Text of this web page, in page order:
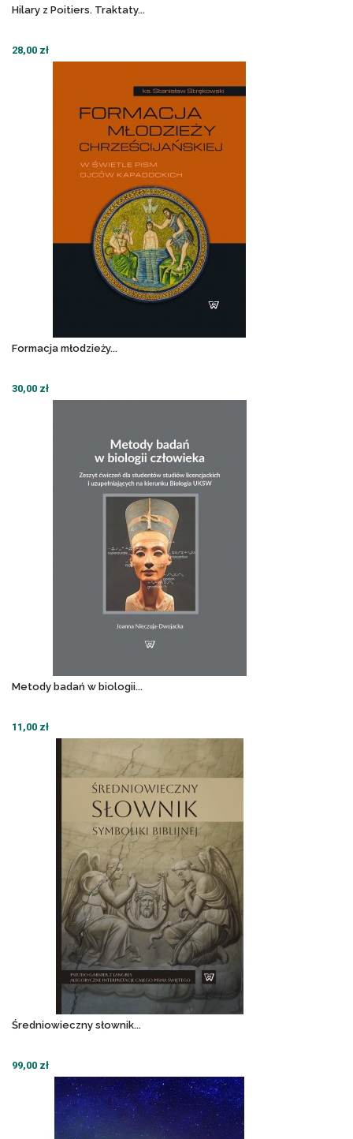
Hilary z Poitiers. Traktaty...
28,00 zł
Formacja młodzieży...
30,00 zł
Metody badań w biologii...
11,00 zł
Średniowieczny słownik...
99,00 zł